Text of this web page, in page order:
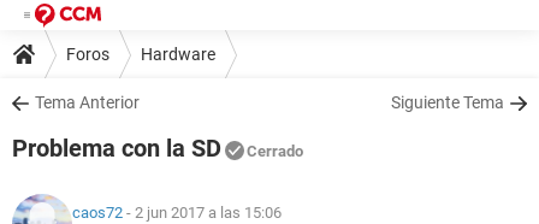
Foros Hardware
Tema Anterior Siguiente Tema
Problema con la SD Cerrado
caos72 - 2 jun 2017 a las 15:06